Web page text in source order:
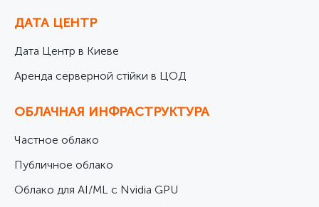
ДАТА ЦЕНТР
Дата Центр в Киеве
Аренда серверной стійки в ЦОД
ОБЛАЧНАЯ ИНФРАСТРУКТУРА
Частное облако
Публичное облако
Облако для AI/ML с Nvidia GPU